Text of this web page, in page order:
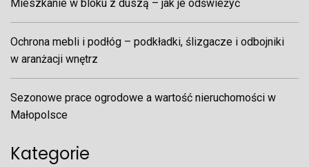
Mieszkanie w bloku z duszą – jak je odświeżyć
Ochrona mebli i podłóg – podkładki, ślizgacze i odbojniki
w aranżacji wnętrz
Sezonowe prace ogrodowe a wartość nieruchomości w
Małopolsce
Kategorie